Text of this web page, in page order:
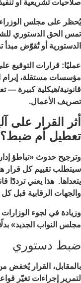
صلاحيات تشريعية أو
يُحظر على مجلس الوزراء
تمس الحق الدستوري
الدستورية أو تُقوّض مبدأ
عمليًا: قرارات التوقيع
مؤسسات مستقلة، إبرام
قانونية/هيكلية كبيرة —
تصريف الأعمال.
أثر القرار على
تعطيل أم
وترجيح حدوث «تباطؤ
سيتطلب تقييم كل قرار
يتعداها. هذا يعني ترددًا
والجهات الرقابية قبل كل
وزيادة في لجوء
مجلس النواب الجديد»
ضبط دستوري
بالمقابل، القرار يُخفض
لتمرير إجراءات تغيّر